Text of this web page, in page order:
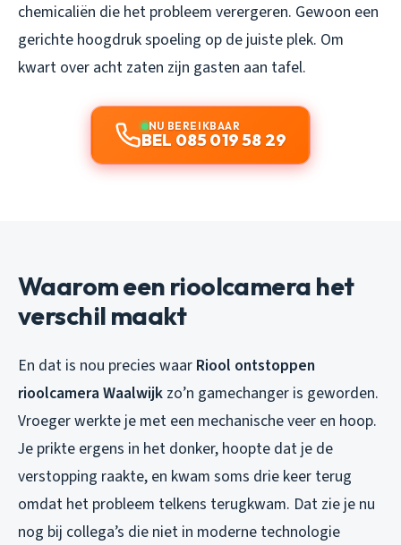
chemicaliën die het probleem verergeren. Gewoon een
gerichte hoogdruk spoeling op de juiste plek. Om
kwart over acht zaten zijn gasten aan tafel.
NU BEREIKBAAR
BEL 085 019 58 29
Waarom een rioolcamera het
verschil maakt
En dat is nou precies waar Riool ontstoppen
rioolcamera Waalwijk zo’n gamechanger is geworden.
Vroeger werkte je met een mechanische veer en hoop.
Je prikte ergens in het donker, hoopte dat je de
verstopping raakte, en kwam soms drie keer terug
omdat het probleem telkens terugkwam. Dat zie je nu
nog bij collega’s die niet in moderne technologie